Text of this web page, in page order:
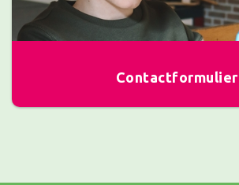
Contactformulier